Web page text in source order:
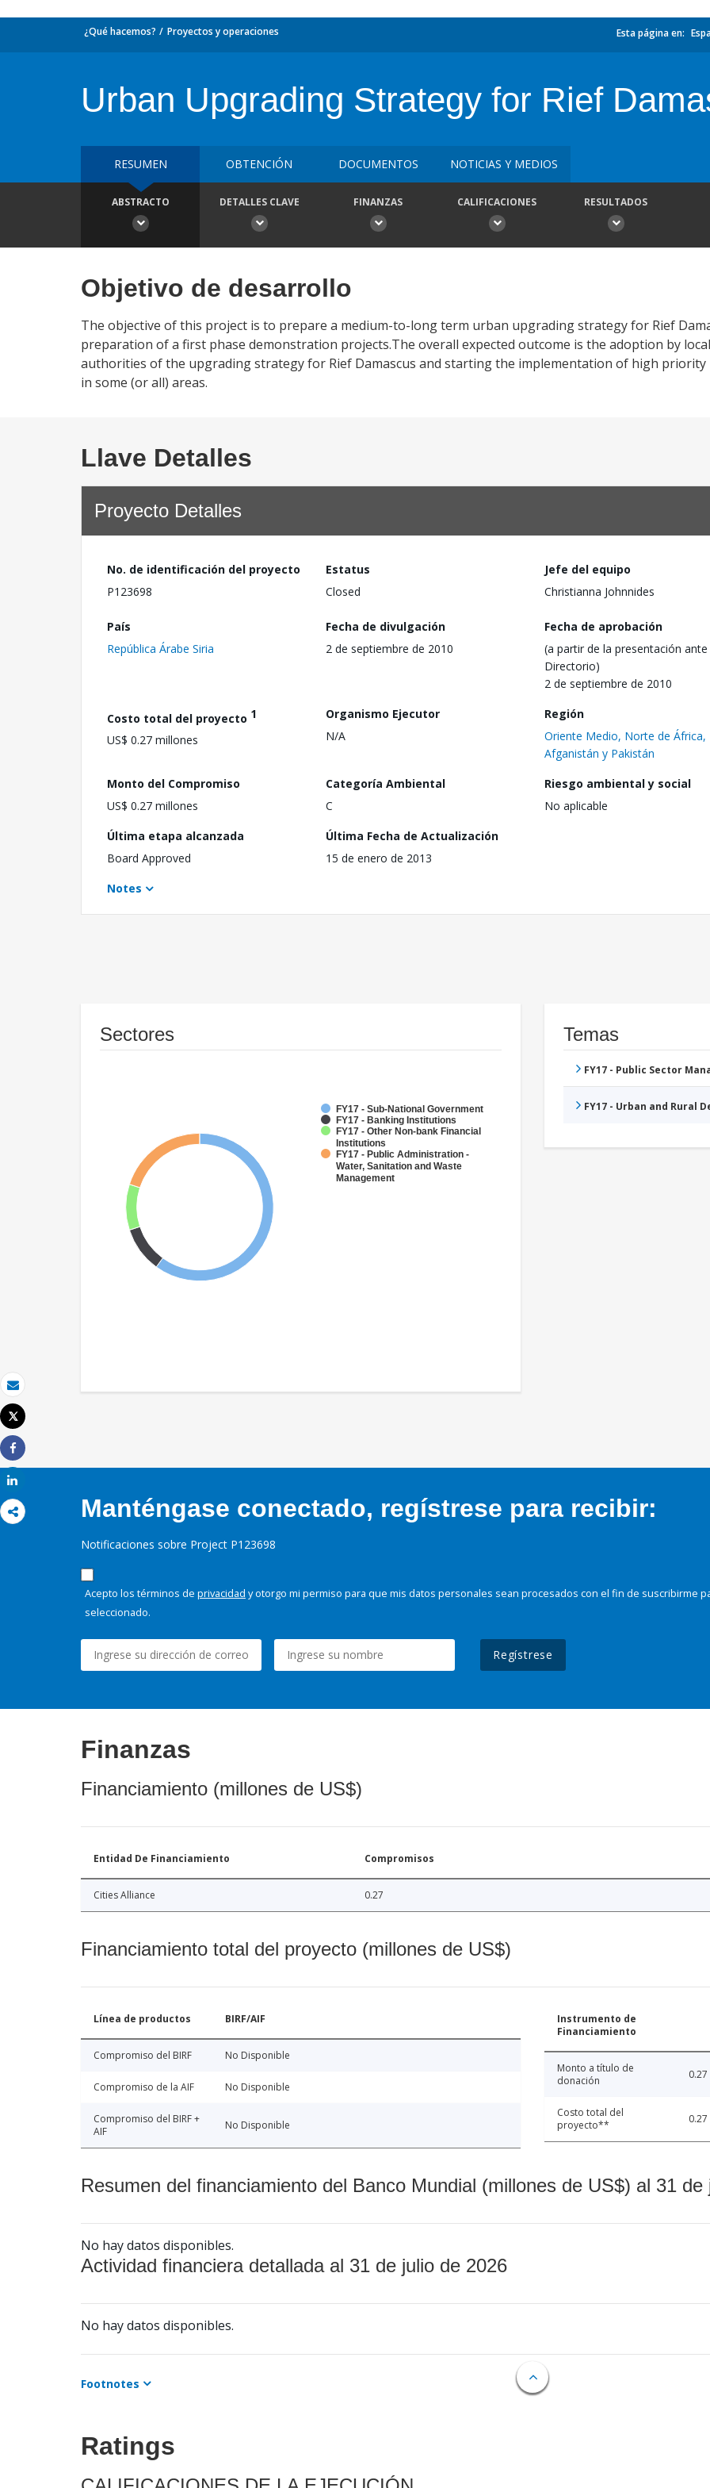
Correo electrónico
Imprimir
Tweet
Share
¿Qué hacemos? Proyectos y operaciones Esta página en:
Urban Upgrading Strategy for Rief
RESUMEN OBTENCIÓN DOCUMENTOS NOTICIAS Y MEDIOS
ABSTRACTO DETALLES CLAVE FINANZAS CALIFICACIONES RESULTADOS
Objetivo de desarrollo
The objective of this project is to prepare a medium-to-long term urban upgrading strategy for Rief
preparation of a first phase demonstration projects.The overall expected outcome is the adoption by
authorities of the upgrading strategy for Rief Damascus and starting the implementation of high priority
in some (or all) areas.
Llave Detalles
Proyecto Detalles
No. de identificación del proyecto
P123698
Estatus
Closed
Jefe del equipo
Christianna Johnnides
País
República Árabe Siria
Fecha de divulgación
2 de septiembre de 2010
Fecha de aprobación
(a partir de la presentación ante
Directorio)
2 de septiembre de 2010
Costo total del proyecto 1
US$ 0.27 millones
Organismo Ejecutor
N/A
Región
Oriente Medio, Norte de África,
Afganistán y Pakistán
Monto del Compromiso
US$ 0.27 millones
Categoría Ambiental
C
Riesgo ambiental y social
No aplicable
Última etapa alcanzada
Board Approved
Última Fecha de Actualización
15 de enero de 2013
Notes
Sectores
FY17 - Sub-National Government
FY17 - Banking Institutions
FY17 - Other Non-bank Financial
Institutions
FY17 - Public Administration -
Water, Sanitation and Waste
Management
Temas
FY17 - Public Sector
FY17 - Urban and Rural
Manténgase conectado, regístrese para recibir:
Notificaciones sobre Project P123698
Acepto los términos de privacidad y otorgo mi permiso para que mis datos personales sean procesados con el fin de suscribirme
seleccionado.
Regístrese
Finanzas
Financiamiento (millones de US$)
Entidad De Financiamiento Compromisos
Cities Alliance 0.27
Financiamiento total del proyecto (millones de US$)
Línea de productos BIRF/AIF
Compromiso del BIRF No Disponible
Compromiso de la AIF No Disponible
Compromiso del BIRF +
AIF
No Disponible
Instrumento de
Financiamiento
Monto a título de
donación
0.27
Costo total del
proyecto**
0.27
Resumen del financiamiento del Banco Mundial (millones de US$) al 31 de
No hay datos disponibles.
Actividad financiera detallada al 31 de julio de 2026
No hay datos disponibles.
Footnotes
Ratings